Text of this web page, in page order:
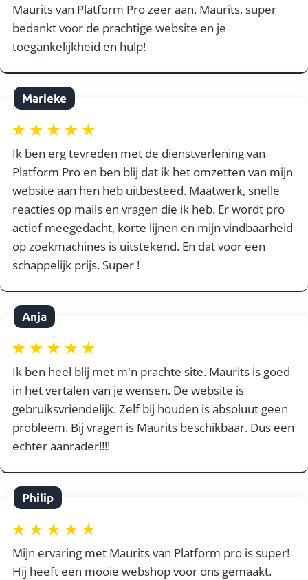
Maurits van Platform Pro zeer aan. Maurits, super
bedankt voor de prachtige website en je
toegankelijkheid en hulp!
Marieke
Ik ben erg tevreden met de dienstverlening van
Platform Pro en ben blij dat ik het omzetten van mijn
website aan hen heb uitbesteed. Maatwerk, snelle
reacties op mails en vragen die ik heb. Er wordt pro
actief meegedacht, korte lijnen en mijn vindbaarheid
op zoekmachines is uitstekend. En dat voor een
schappelijk prijs. Super !
Anja
Ik ben heel blij met m'n prachte site. Maurits is goed
in het vertalen van je wensen. De website is
gebruiksvriendelijk. Zelf bij houden is absoluut geen
probleem. Bij vragen is Maurits beschikbaar. Dus een
echter aanrader!!!!
Philip
Mijn ervaring met Maurits van Platform pro is super!
Hij heeft een mooie webshop voor ons gemaakt.